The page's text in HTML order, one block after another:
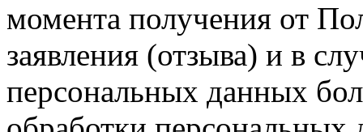
момента получения от
заявления (отзыва) и в
персональных данных